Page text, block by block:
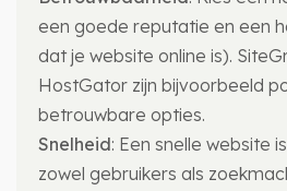
een goede reputatie en een
dat je website online is).
HostGator zijn bijvoorbeeld
betrouwbare opties.
Snelheid: Een snelle website
zowel gebruikers als